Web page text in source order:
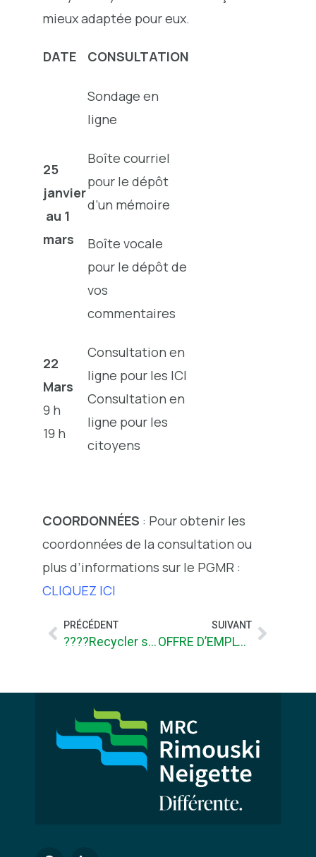
mieux adaptée pour eux.
DATE CONSULTATION
25
janvier
au 1
mars
Sondage en
ligne
Boîte courriel
pour le dépôt
d’un mémoire
Boîte vocale
pour le dépôt de
vos
commentaires
22
Mars
9 h
19 h
Consultation en
ligne pour les ICI
Consultation en
ligne pour les
citoyens
COORDONNÉES : Pour obtenir les
coordonnées de la consultation ou
plus d’informations sur le PGMR :
CLIQUEZ ICI
PRÉCÉDENT
????Recycler son arbre de Noël, c’est aussi un beau cadeau !!! ????
SUIVANT
OFFRE D’EMPLOI – Coordonnateur/trice des technologies de l’information